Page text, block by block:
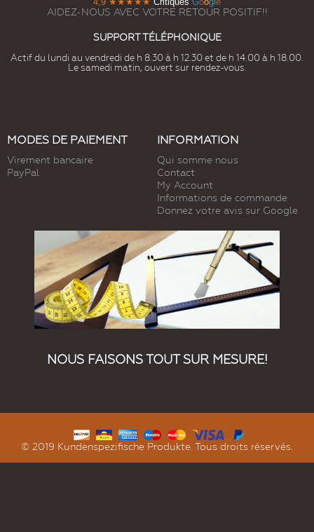
AIDEZ-NOUS AVEC VOTRE RETOUR POSITIF!!
SUPPORT TÉLÉPHONIQUE
Actif du lundi au vendredi de h 8.30 à h 12.30 et de h 14.00 à h 18.00.
Le samedi matin, ouvert sur rendez-vous.
MODES DE PAIEMENT
Virement bancaire
PayPal
INFORMATION
Qui somme nous
Contact
My Account
Informations de commande
Donnez votre avis sur Google
NOUS FAISONS TOUT SUR MESURE!
© 2019 Kundenspezifische Produkte. Tous droits réservés.